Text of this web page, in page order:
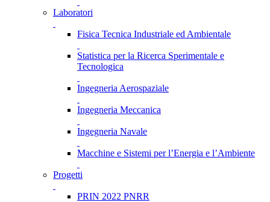
Laboratori
Fisica Tecnica Industriale ed Ambientale
Statistica per la Ricerca Sperimentale e
Tecnologica
Ingegneria Aerospaziale
Ingegneria Meccanica
Ingegneria Navale
Macchine e Sistemi per l’Energia e l’Ambiente
Progetti
PRIN 2022 PNRR